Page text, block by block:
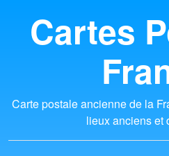
Cartes
Carte postale ancienne de la
lieux anciens et